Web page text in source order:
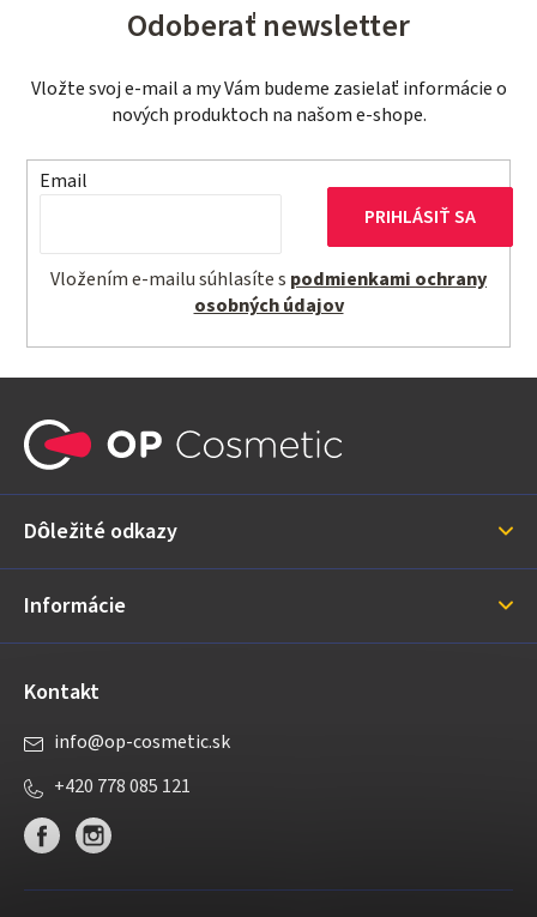
p
r
v
k
v
ý
i
s
u
i
Odoberať newsletter
Vložte svoj e-mail a my Vám budeme zasielať informácie o
nových produktoch na našom e-shope.
Email
Vložením e-mailu súhlasíte s podmienkami ochrany
osobných údajov
PRIHLÁSIŤ SA
ä
i
Dôležité odkazy
Informácie
Kontakt
info@op-cosmetic.sk
+420 778 085 121